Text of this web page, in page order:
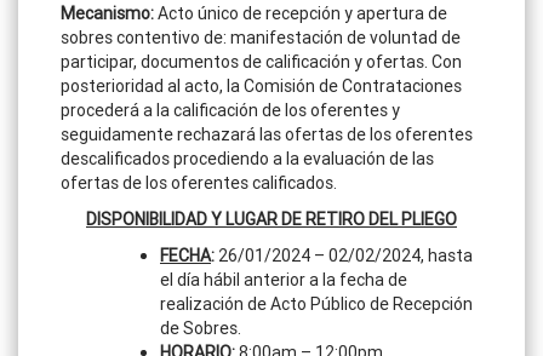
Mecanismo:Acto único de recepción y apertura de
sobres contentivo de: manifestación de voluntad de
participar, documentos de calificación y ofertas. Con
posterioridad al acto, la Comisión de Contrataciones
procederá a la calificación de los oferentes y
seguidamente rechazará las ofertas de los oferentes
descalificados procediendo a la evaluación de las
ofertas de los oferentes calificados.
DISPONIBILIDAD Y LUGAR DE RETIRO DEL PLIEGO
FECHA: 26/01/2024 – 02/02/2024, hasta
el día hábil anterior a la fecha de
realización de Acto Público de Recepción
de Sobres.